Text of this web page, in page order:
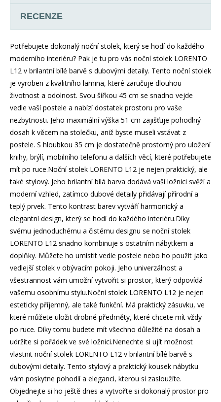
RECENZE
Potřebujete dokonalý noční stolek, který se hodí do každého
moderního interiéru? Pak je tu pro vás noční stolek LORENTO
L12 v brilantní bílé barvě s dubovými detaily. Tento noční stolek
je vyroben z kvalitního lamina, které zaručuje dlouhou
životnost a odolnost. Svou šířkou 45 cm se snadno vejde
vedle vaší postele a nabízí dostatek prostoru pro vaše
nezbytnosti. Jeho maximální výška 51 cm zajišťuje pohodlný
dosah k věcem na stolečku, aniž byste museli vstávat z
postele. S hloubkou 35 cm je dostatečně prostorný pro uložení
knihy, brýlí, mobilního telefonu a dalších věcí, které potřebujete
mít po ruce.Noční stolek LORENTO L12 je nejen praktický, ale
také stylový. Jeho brilantní bílá barva dodává vaší ložnici svěží a
moderní vzhled, zatímco dubové detaily přidávají přírodní a
teplý prvek. Tento kontrast barev vytváří harmonický a
elegantní design, který se hodí do každého interiéru.Díky
svému jednoduchému a čistému designu se noční stolek
LORENTO L12 snadno kombinuje s ostatním nábytkem a
doplňky. Můžete ho umístit vedle postele nebo ho použít jako
vedlejší stolek v obývacím pokoji. Jeho univerzálnost a
všestrannost vám umožní vytvořit si prostor, který odpovídá
vašemu osobnímu stylu.Noční stolek LORENTO L12 je nejen
esteticky příjemný, ale také funkční. Má praktický zásuvku, ve
které můžete uložit drobné předměty, které chcete mít vždy
po ruce. Díky tomu budete mít všechno důležité na dosah a
udržíte si pořádek ve své ložnici.Nenechte si ujít možnost
vlastnit noční stolek LORENTO L12 v brilantní bílé barvě s
dubovými detaily. Tento stylový a praktický kousek nábytku
vám poskytne pohodlí a eleganci, kterou si zasloužíte.
Objednejte si ho ještě dnes a vytvořte si dokonalý prostor pro